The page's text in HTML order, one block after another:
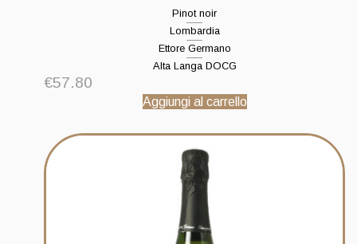
Pinot noir
Lombardia
Ettore Germano
Alta Langa DOCG
€57.80
Aggiungi al carrello